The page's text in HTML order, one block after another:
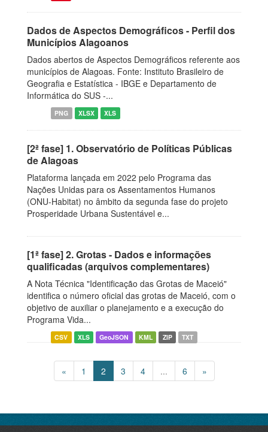
Dados de Aspectos Demográficos - Perfil dos
Municípios Alagoanos
Dados abertos de Aspectos Demográficos referente aos
municípios de Alagoas. Fonte: Instituto Brasileiro de
Geografia e Estatística - IBGE e Departamento de
Informática do SUS -...
PNG XLSX XLS
[2ª fase] 1. Observatório de Políticas Públicas
de Alagoas
Plataforma lançada em 2022 pelo Programa das
Nações Unidas para os Assentamentos Humanos
(ONU-Habitat) no âmbito da segunda fase do projeto
Prosperidade Urbana Sustentável e...
[1ª fase] 2. Grotas - Dados e informações
qualificadas (arquivos complementares)
A Nota Técnica "Identificação das Grotas de Maceió"
identifica o número oficial das grotas de Maceió, com o
objetivo de auxiliar o planejamento e a execução do
Programa Vida...
CSV XLS GeoJSON KML ZIP TXT
« 1 2 3 4 ... 6 »